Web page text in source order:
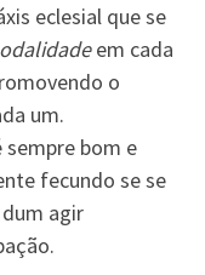
eclesial que se
em cada
o
um.
bom e
fecundo se se
agir